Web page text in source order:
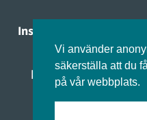
Insamlingsstiftelsen för
Vi använder
säkerställa att du
på vår webbplats.